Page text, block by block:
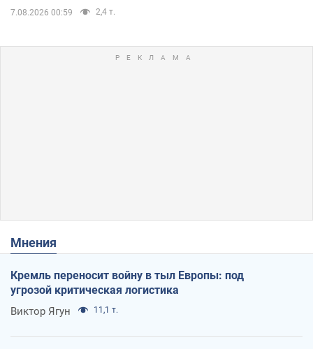
7.08.2026 00:59 2,4 т.
Мнения
Кремль переносит войну в тыл Европы: под
угрозой критическая логистика
Виктор Ягун 11,1 т.